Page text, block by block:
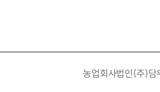
농업회사법인(주)담